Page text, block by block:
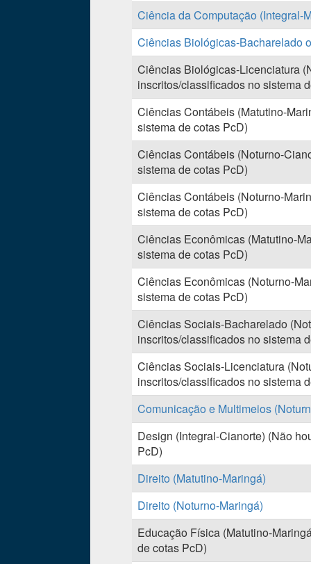
Ciência da Computação (Integral-
Ciências Biológicas-Bacharelado
Ciências Biológicas-Licenciatura
inscritos/classificados no sistema
Ciências Contábeis (Matutino-
sistema de cotas PcD)
Ciências Contábeis (Noturno-
sistema de cotas PcD)
Ciências Contábeis (Noturno-
sistema de cotas PcD)
Ciências Econômicas (Matutino-
sistema de cotas PcD)
Ciências Econômicas (Noturno-
sistema de cotas PcD)
Ciências Sociais-Bacharelado
inscritos/classificados no sistema
Ciências Sociais-Licenciatura
inscritos/classificados no sistema
Comunicação e Multimeios
Design (Integral-Cianorte) (Não
PcD)
Direito (Matutino-Maringá)
Direito (Noturno-Maringá)
Educação Física (Matutino-
de cotas PcD)